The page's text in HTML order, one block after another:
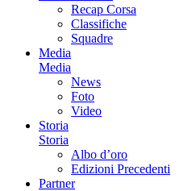
Recap Corsa
Classifiche
Squadre
Media
Media
News
Foto
Video
Storia
Storia
Albo d’oro
Edizioni Precedenti
Partner